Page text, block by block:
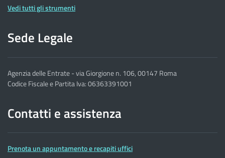
Vedi tutti gli strumenti
Sede Legale
Agenzia delle Entrate - via Giorgione n. 106, 00147 Roma
Codice Fiscale e Partita Iva: 06363391001
Contatti e assistenza
Prenota un appuntamento e recapiti uffici